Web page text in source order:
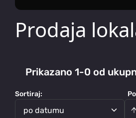
Prodaja
Prikazano 1-0 od
Sortiraj:
po datumu